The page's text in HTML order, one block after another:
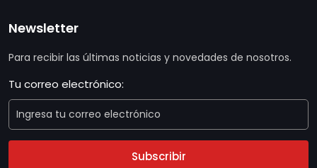
Newsletter
Para recibir las últimas noticias y novedades de nosotros.
Tu correo electrónico:
Subscribir